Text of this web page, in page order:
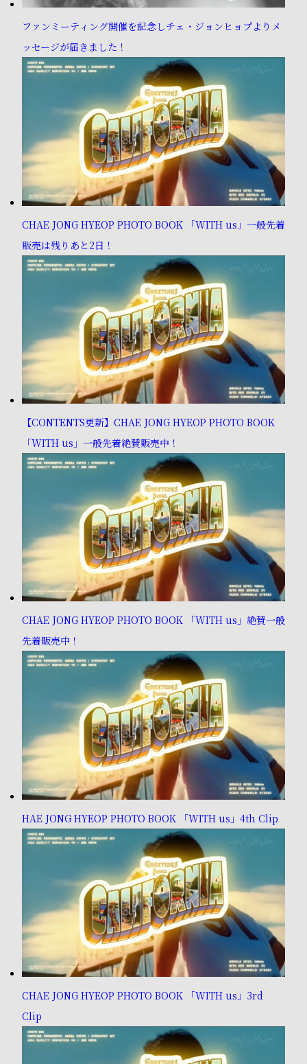
ファンミーティング開催を記念しチェ・ジョンヒョプよりメ
ッセージが届きました！
CHAE JONG HYEOP PHOTO BOOK 「WITH us」一般先着
販売は残りあと2日！
【CONTENTS更新】CHAE JONG HYEOP PHOTO BOOK
「WITH us」一般先着絶賛販売中！
CHAE JONG HYEOP PHOTO BOOK 「WITH us」絶賛一般
先着販売中！
HAE JONG HYEOP PHOTO BOOK 「WITH us」4th Clip
CHAE JONG HYEOP PHOTO BOOK 「WITH us」3rd
Clip